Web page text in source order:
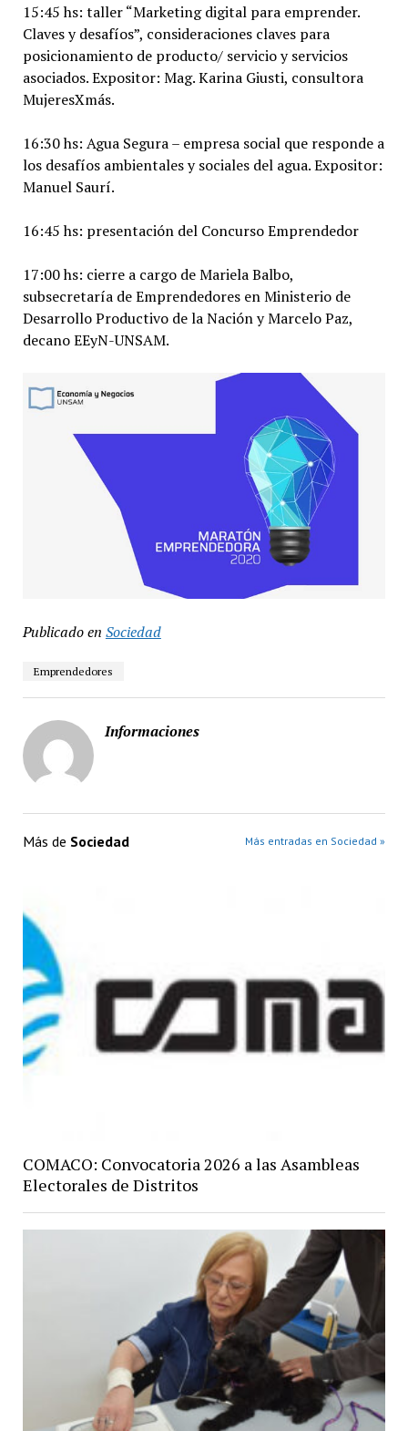
15:45 hs: taller “Marketing digital para emprender.
Claves y desafíos”, consideraciones claves para
posicionamiento de producto/ servicio y servicios
asociados. Expositor: Mag. Karina Giusti, consultora
MujeresXmás.
16:30 hs: Agua Segura – empresa social que responde a
los desafíos ambientales y sociales del agua. Expositor:
Manuel Saurí.
16:45 hs: presentación del Concurso Emprendedor
17:00 hs: cierre a cargo de Mariela Balbo,
subsecretaría de Emprendedores en Ministerio de
Desarrollo Productivo de la Nación y Marcelo Paz,
decano EEyN-UNSAM.
Publicado en Sociedad
Emprendedores
Informaciones
Más de Sociedad Más entradas en Sociedad »
COMACO: Convocatoria 2026 a las Asambleas
Electorales de Distritos